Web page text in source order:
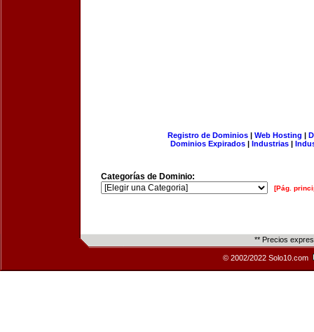
Registro de Dominios| Web Hosting |
Dominios Expirados | Industrias |
Categorías de Dominio:
[Pág.
** Precios
© 2002/2022 Solo10.com